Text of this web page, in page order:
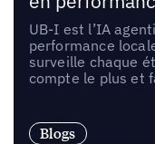
UB-I est l’IA
performance
surveille chaque
compte le plus et
Blogs